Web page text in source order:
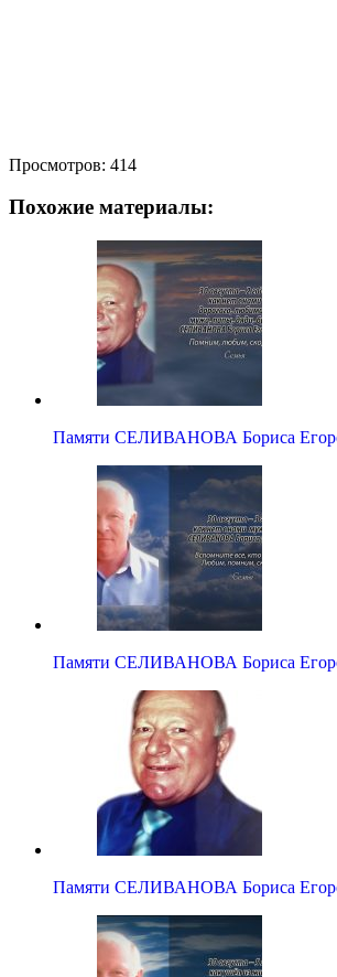
Просмотров: 414
Похожие материалы:
Памяти СЕЛИВАНОВА Бориса
Памяти СЕЛИВАНОВА Бориса
Памяти СЕЛИВАНОВА Бориса